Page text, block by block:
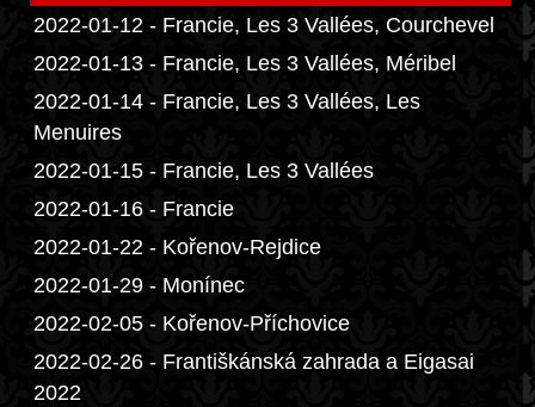
2022-01-12 - Francie, Les 3 Vallées, Courchevel
2022-01-13 - Francie, Les 3 Vallées, Méribel
2022-01-14 - Francie, Les 3 Vallées, Les
Menuires
2022-01-15 - Francie, Les 3 Vallées
2022-01-16 - Francie
2022-01-22 - Kořenov-Rejdice
2022-01-29 - Monínec
2022-02-05 - Kořenov-Příchovice
2022-02-26 - Františkánská zahrada a Eigasai
2022